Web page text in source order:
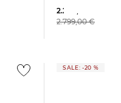
2.200,29 €
2.799,00 €
SALE: -20 %